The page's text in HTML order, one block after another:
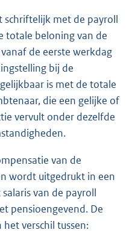
schriftelijk met de payroll
totale beloning van de
de eerste werkdag
bij de
is met de totale
die een gelijke of
vervult onder dezelfde
van de
wordt uitgedrukt in een
van de payroll
pensioengevend. De
verschil tussen: